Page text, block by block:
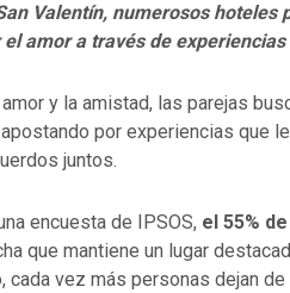
Valentín, numerosos
amor a través de
y la amistad, las parejas
por experiencias que
juntos.
encuesta de IPSOS, el 55%
que mantiene un lugar
cada vez más personas dejan